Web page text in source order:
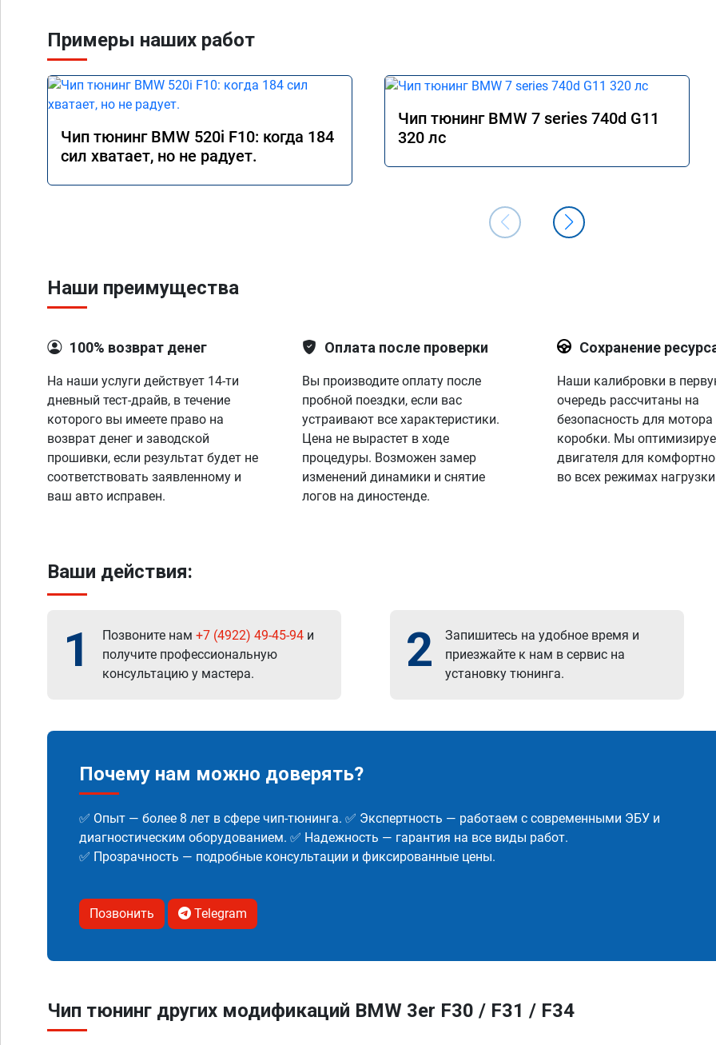
Примеры наших работ
Чип тюнинг BMW 520i F10: когда 184
сил хватает, но не радует.
Чип тюнинг BMW 7 series 740d G11
320 лс
Наши преимущества
100% возврат денег
На наши услуги действует 14-ти
дневный тест-драйв, в течение
которого вы имеете право на
возврат денег и заводской
прошивки, если результат будет не
соответствовать заявленному и
ваш авто исправен.
Оплата после проверки
Вы производите оплату после
пробной поездки, если вас
устраивают все характеристики.
Цена не вырастет в ходе
процедуры. Возможен замер
изменений динамики и снятие
логов на диностенде.
Сохранение
Наши калибровки в
очередь рассчитаны на
безопасность для мотора
коробки. Мы
двигателя для
во всех режимах
Ваши действия:
1 Позвоните нам +7 (4922) 49-45-94 и
получите профессиональную
консультацию у мастера.
2
Запишитесь на удобное время и
приезжайте к нам в сервис на
установку тюнинга.
Почему нам можно доверять?
✅ Опыт — более 8 лет в сфере чип-тюнинга. ✅ Экспертность — работаем с современными ЭБУ и
диагностическим оборудованием. ✅ Надежность — гарантия на все виды работ.
✅ Прозрачность — подробные консультации и фиксированные цены.
Позвонить Telegram
Чип тюнинг других модификаций BMW 3er F30 / F31 / F34